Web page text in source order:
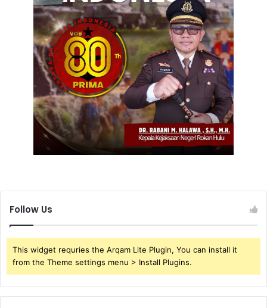
Follow Us
This widget requries the Arqam Lite Plugin, You can install it
from the Theme settings menu > Install Plugins.